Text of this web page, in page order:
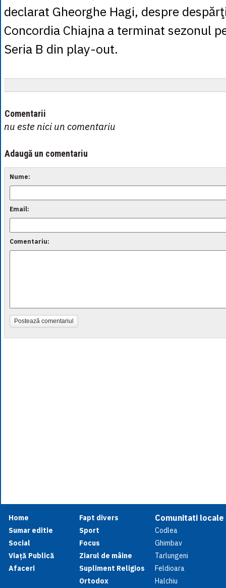
declarat Gheorghe Hagi, despre
Concordia Chiajna a terminat sezonul
Seria B din play-out.
Comentarii
nu este nici un comentariu
Adaugă un comentariu
Nume:
Email:
Comentariu:
Postează comentariul
Home
Sumar editie
Social
Viață Publică
Afaceri
Fapt divers
Sport
Focus
Ziarul de mâine
Supliment Religios
Ortodox
Comunitati locale
Codlea
Ghimbav
Tarlungeni
Feldioara
Halchiu